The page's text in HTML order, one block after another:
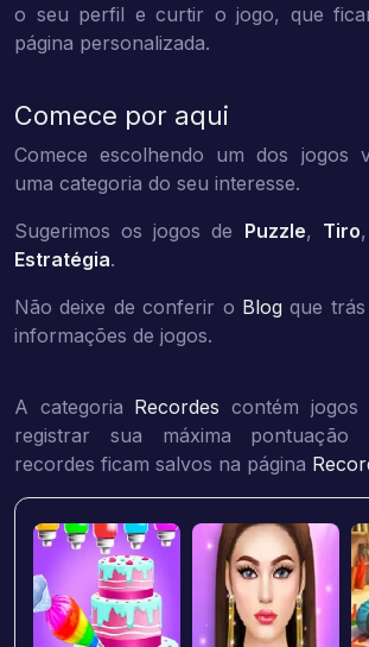
o seu perfil e curtir o jogo, que
página personalizada.
Comece por aqui
Comece escolhendo um dos jogos
uma categoria do seu interesse.
Sugerimos os jogos de Puzzle, Tiro,
Estratégia.
Não deixe de conferir o Blog que trás
informações de jogos.
A categoria Recordes contém jogos
registrar sua máxima pontuação
recordes ficam salvos na página